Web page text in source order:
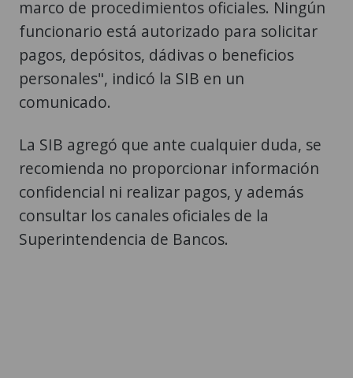
marco de procedimientos oficiales. Ningún
funcionario está autorizado para solicitar
pagos, depósitos, dádivas o beneficios
personales", indicó la SIB en un
comunicado.
La SIB agregó que ante cualquier duda, se
recomienda no proporcionar información
confidencial ni realizar pagos, y además
consultar los canales oficiales de la
Superintendencia de Bancos.